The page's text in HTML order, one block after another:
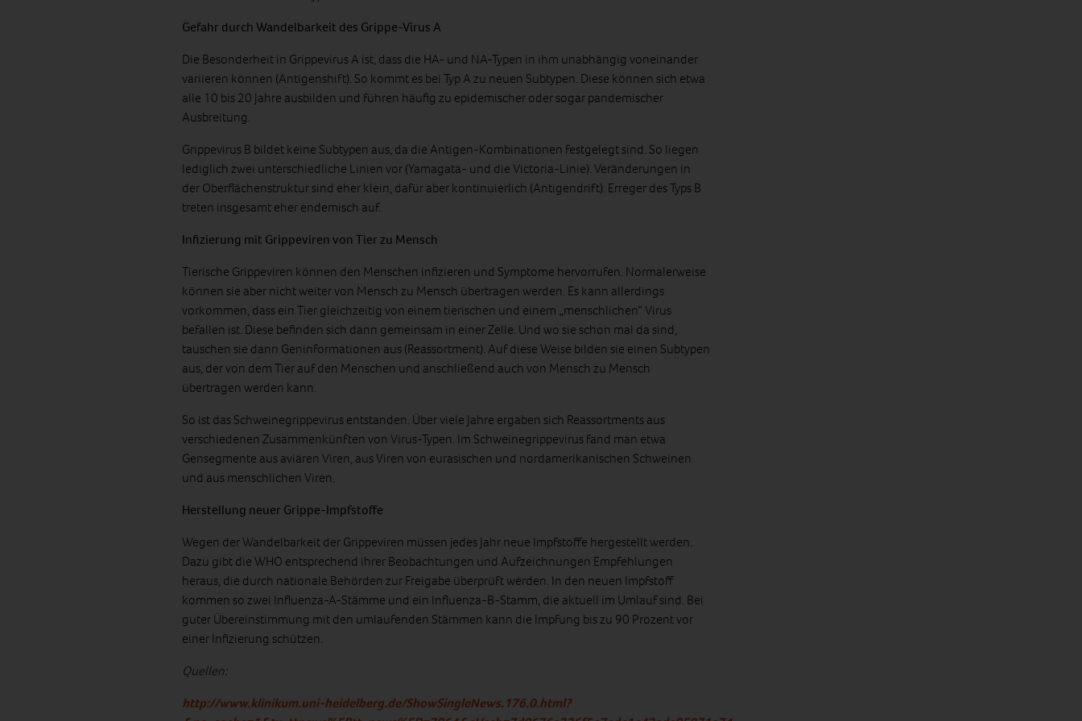
Gefahr durch Wandelbarkeit des Grippe-Virus A
Die Besonderheit in Grippevirus A ist, dass die HA- und NA-Typen in ihm unabhängig voneinander
variieren können (Antigenshift). So kommt es bei Typ A zu neuen Subtypen. Diese können sich etwa
alle 10 bis 20 Jahre ausbilden und führen häufig zu epidemischer oder sogar pandemischer
Ausbreitung.
Grippevirus B bildet keine Subtypen aus, da die Antigen-Kombinationen festgelegt sind. So liegen
lediglich zwei unterschiedliche Linien vor (Yamagata- und die Victoria-Linie). Veränderungen in
der Oberflächenstruktur sind eher klein, dafür aber kontinuierlich (Antigendrift). Erreger des Typs B
treten insgesamt eher endemisch auf.
Infizierung mit Grippeviren von Tier zu Mensch
Tierische Grippeviren können den Menschen infizieren und Symptome hervorrufen. Normalerweise
können sie aber nicht weiter von Mensch zu Mensch übertragen werden. Es kann allerdings
vorkommen, dass ein Tier gleichzeitig von einem tierischen und einem „menschlichen“ Virus
befallen ist. Diese befinden sich dann gemeinsam in einer Zelle. Und wo sie schon mal da sind,
tauschen sie dann Geninformationen aus (Reassortment). Auf diese Weise bilden sie einen Subtypen
aus, der von dem Tier auf den Menschen und anschließend auch von Mensch zu Mensch
übertragen werden kann.
So ist das Schweinegrippevirus entstanden. Über viele Jahre ergaben sich Reassortments aus
verschiedenen Zusammenkünften von Virus-Typen. Im Schweinegrippevirus fand man etwa
Gensegmente aus aviären Viren, aus Viren von eurasischen und nordamerikanischen Schweinen
und aus menschlichen Viren.
Herstellung neuer Grippe-Impfstoffe
Wegen der Wandelbarkeit der Grippeviren müssen jedes Jahr neue Impfstoffe hergestellt werden.
Dazu gibt die WHO entsprechend ihrer Beobachtungen und Aufzeichnungen Empfehlungen
heraus, die durch nationale Behörden zur Freigabe überprüft werden. In den neuen Impfstoff
kommen so zwei Influenza-A-Stämme und ein Influenza-B-Stamm, die aktuell im Umlauf sind. Bei
guter Übereinstimmung mit den umlaufenden Stämmen kann die Impfung bis zu 90 Prozent vor
einer Infizierung schützen.
Quellen:
http://www.klinikum.uni-heidelberg.de/ShowSingleNews.176.0.html?